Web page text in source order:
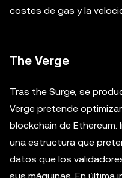
costes de gas y la
The Verge
Tras the Surge, se
Verge pretende
blockchain de Ethereum.
una estructura que
datos que los
sus máquinas. En última